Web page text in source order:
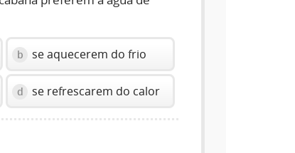
b se aquecerem do frio
d se refrescarem do calor